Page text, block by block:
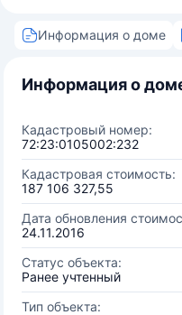
Информация о доме
Информация о
Кадастровый номер:
72:23:0105002:232
Кадастровая стоимость:
187 106 327,55
Дата обновления
24.11.2016
Статус объекта:
Ранее учтенный
Тип объекта: